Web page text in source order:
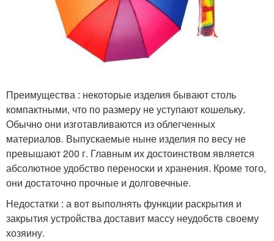
Преимущества : некоторые изделия бывают столь
компактными, что по размеру не уступают кошельку.
Обычно они изготавливаются из облегченных
материалов. Выпускаемые ныне изделия по весу не
превышают 200 г. Главным их достоинством является
абсолютное удобство переноски и хранения. Кроме того,
они достаточно прочные и долговечные.
Недостатки : а вот выполнять функции раскрытия и
закрытия устройства доставит массу неудобств своему
хозяину.